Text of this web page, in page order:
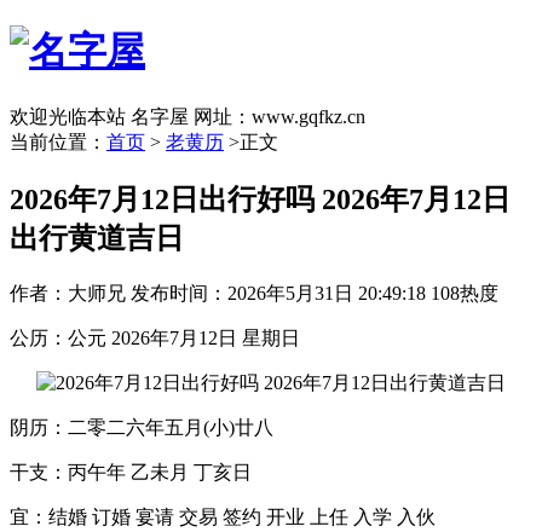
欢迎光临本站 名字屋 网址：www.gqfkz.cn
当前位置： 首页 > 老黄历 >正文
2026年7月12日出行好吗 2026年7月12日
出行黄道吉日
作者：大师兄 发布时间：2026年5月31日 20:49:18 108热度
公历：公元 2026年7月12日 星期日
阴历：二零二六年五月(小)廿八
干支：丙午年 乙未月 丁亥日
宜：结婚 订婚 宴请 交易 签约 开业 上任 入学 入伙